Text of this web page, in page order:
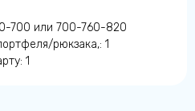
700 или 700-760-820
рюкзака,: 1
1